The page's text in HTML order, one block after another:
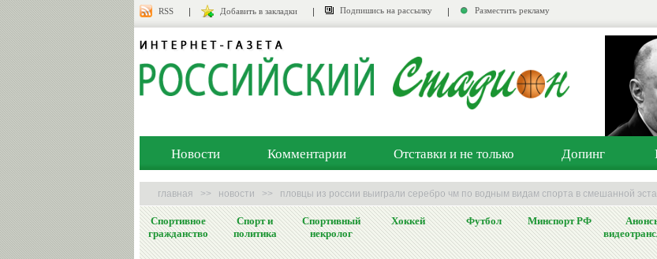
RSS Добавить в закладки Подпишись на рассылку Разместить рекламу
Новости Комментарии Отставки и не только Допинг
главная >> новости >> пловцы из россии выиграли серебро чм по водным видам спорта в смешанной
Спортивное
гражданство
Спорт и
политика
Спортивный
некролог
Хоккей Футбол Минспорт РФ